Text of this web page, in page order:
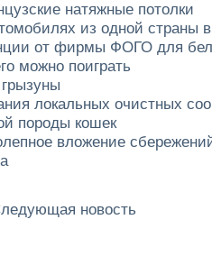
натяжные потолки
из одной страны
от фирмы ФОГО для
можно поиграть
локальных очистных
породы кошек
вложение
новость